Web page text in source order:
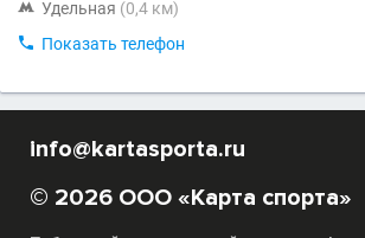
 Удельная (0,4 км)
 Показать телефон
info@kartasporta.ru
© 2026 ООО «Карта спорта»